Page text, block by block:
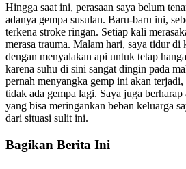
Hingga saat ini, perasaan saya belum
adanya gempa susulan. Baru-baru ini,
terkena stroke ringan. Setiap kali
merasa trauma. Malam hari, saya tidur di
dengan menyalakan api untuk tetap
karena suhu di sini sangat dingin pada
pernah menyangka gemp ini akan terjadi,
tidak ada gempa lagi. Saya juga
yang bisa meringankan beban keluarga
dari situasi sulit ini.
Bagikan Berita Ini